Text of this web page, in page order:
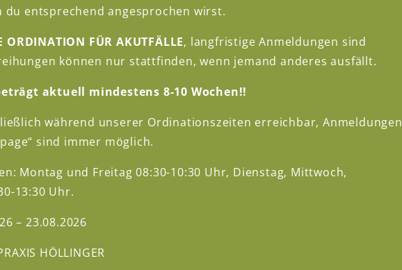
oder per Telefon
du entsprechend angesprochen wirst.
ORDINATION FÜR AKUTFÄLLE, langfristige Anmeldungen sind
können nur stattfinden, wenn jemand anderes ausfällt.
aktuell mindestens 8-10 Wochen!!
während unserer Ordinationszeiten erreichbar, Anmeldungen
sind immer möglich.
Montag und Freitag 08:30-10:30 Uhr, Dienstag, Mittwoch,
13:30 Uhr.
– 23.08.2026
HÖLLINGER